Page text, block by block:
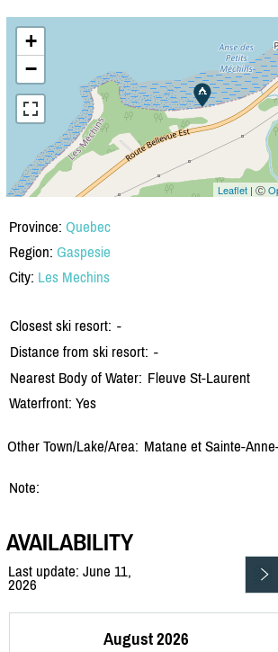
+
−
Leaflet | Ⓒ
Province: Quebec
Region: Gaspesie
City: Les Mechins
Closest ski resort: -
Distance from ski resort: -
Nearest Body of Water: Fleuve St-Laurent
Waterfront: Yes
Other Town/Lake/Area: Matane et Sainte-
Note:
AVAILABILITY
Last update: June 11,
2026
August 2026